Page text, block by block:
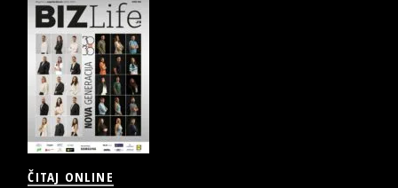
ČITAJ ONLINE